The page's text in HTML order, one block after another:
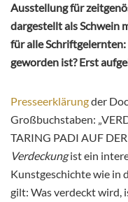
Ausstellung für
dargestellt als Schwein
für alle Schriftgelernten:
geworden ist? Erst
Presseerklärungder
Großbuchstaben:
TARING PADI AUF
Verdeckungist ein
Kunstgeschichte wie in
gilt: Was verdeckt wird,